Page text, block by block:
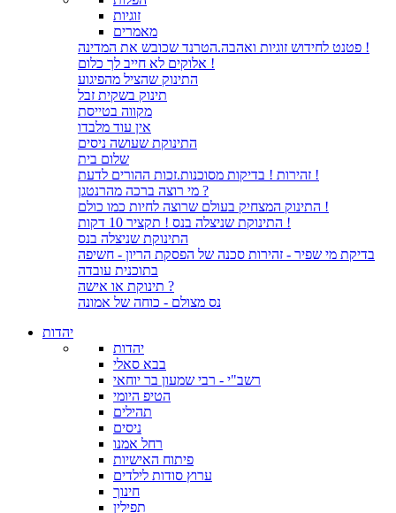
זוגיות
מאמרים
פטנט לחידוש זוגיות ואהבה.הטרנד שכובש את המדינה !
אלוקים לא חייב לך כלום !
התינוק שהציל מהפיגוע
תינוק בשקית זבל
מקווה בטייסת
אין עוד מלבדו
התינוקת שעושה ניסים
שלום בית
זהירות ! בדיקות מסוכנות.זכות ההורים לדעת !
מי רוצה ברכה מהרנטגן ?
התינוק המצחיק בעולם שרוצה לחיות כמו כולם !
התינוקת שניצלה בנס ! תקציר 10 דקות !
התינוקת שניצלה בנס
בדיקת מי שפיר - זהירות סכנה של הפסקת הריון - חשיפה
בתוכנית עובדה
תינוקת או אישה ?
נס מצולם - כוחה של אמונה
יהדות
יהדות
בבא סאלי
רשב"י - רבי שמעון בר יוחאי
הטיפ היומי
תהילים
ניסים
רחל אמנו
פיתוח האישיות
ערוץ סודות לילדים
חינוך
תפילין